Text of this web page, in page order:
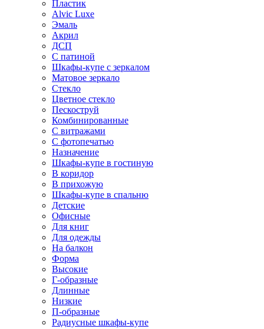
Пластик
Alvic Luxe
Эмаль
Акрил
ДСП
С патиной
Шкафы-купе с зеркалом
Матовое зеркало
Стекло
Цветное стекло
Пескоструй
Комбинированные
С витражами
С фотопечатью
Назначение
Шкафы-купе в гостиную
В коридор
В прихожую
Шкафы-купе в спальню
Детские
Офисные
Для книг
Для одежды
На балкон
Форма
Высокие
Г-образные
Длинные
Низкие
П-образные
Радиусные шкафы-купе